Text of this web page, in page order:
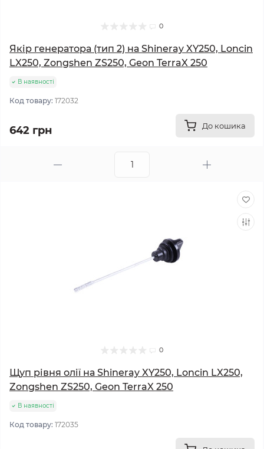
0
Якір генератора (тип 2) на Shineray XY250, Loncin
LX250, Zongshen ZS250, Geon TerraX 250
В наявності
Код товару: 172032
642 грн До кошика
0
Щуп рівня олії на Shineray XY250, Loncin LX250,
Zongshen ZS250, Geon TerraX 250
В наявності
Код товару: 172035